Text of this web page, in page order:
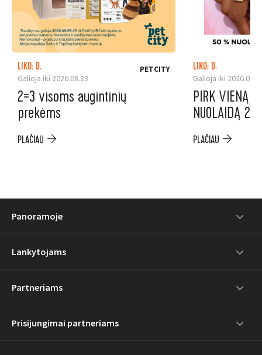
LIKO: D.
Galioja iki 2026.08.23
PETCITY
2=3 visoms augintinių
prekėms
PLAČIAU
LIKO: D.
Galioja iki
PIRK VIENĄ
NUOLAIDĄ 2-
PLAČIAU
Panoramoje
Lankytojams
Partneriams
Prisijungimai partneriams